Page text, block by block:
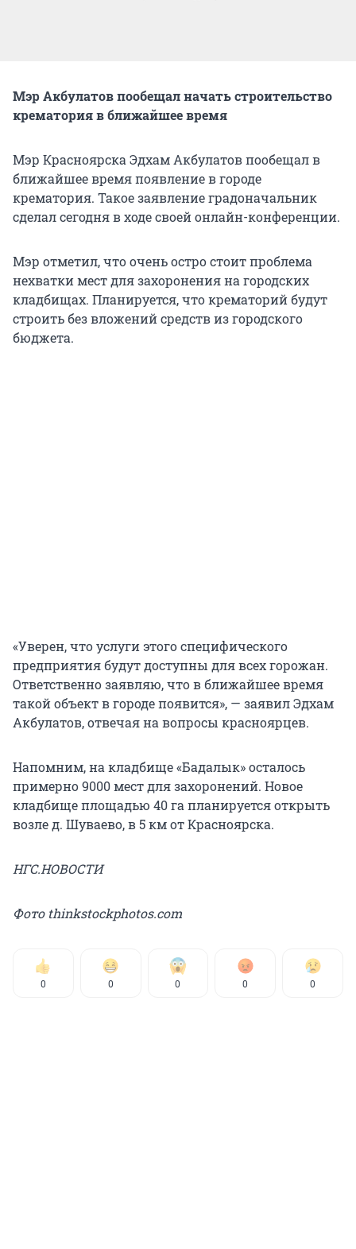
Мэр Акбулатов пообещал начать строительство
крематория в ближайшее время
Мэр Красноярска Эдхам Акбулатов пообещал в
ближайшее время появление в городе
крематория. Такое заявление градоначальник
сделал сегодня в ходе своей онлайн-конференции.
Мэр отметил, что очень остро стоит проблема
нехватки мест для захоронения на городских
кладбищах. Планируется, что крематорий будут
строить без вложений средств из городского
бюджета.
«Уверен, что услуги этого специфического
предприятия будут доступны для всех горожан.
Ответственно заявляю, что в ближайшее время
такой объект в городе появится», — заявил Эдхам
Акбулатов, отвечая на вопросы красноярцев.
Напомним, на кладбище «Бадалык» осталось
примерно 9000 мест для захоронений. Новое
кладбище площадью 40 га планируется открыть
возле д. Шуваево, в 5 км от Красноярска.
НГС.НОВОСТИ
Фото thinkstockphotos.com
0 0 0 0 0